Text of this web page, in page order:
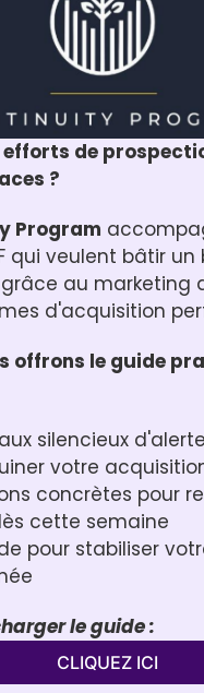
efforts de
?
Program
qui veulent bâtir un
au marketing
d'acquisition
offrons le guide
silencieux
votre
concrètes pour
cette semaine
pour stabiliser
le guide :
CLIQUEZ ICI